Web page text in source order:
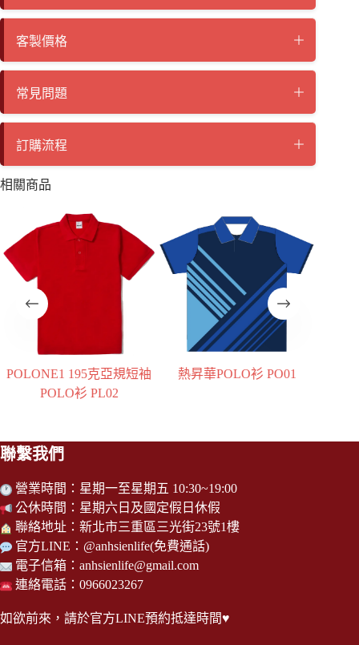
客製價格
常見問題
訂購流程
相關商品
熱昇華POLO衫 PO01 熱昇華POLO衫 PO16
聯繫我們
營業時間：星期一至星期五 10:30~19:00
公休時間：星期六日及國定假日休假
聯絡地址：新北市三重區三光街23號1樓
官方LINE： @anhsienlife(免費通話)
電子信箱： anhsienlife@gmail.com
連絡電話：0966023267
如欲前來，請於官方LINE預約抵達時間♥